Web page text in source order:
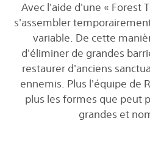
Avec l'aide d'une « Forest
s'assembler
variable. De cette
d'éliminer de grandes
restaurer d'anciens
ennemis. Plus l'équipe de
plus les formes que peut
grandes et